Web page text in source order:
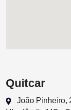
Quitcar
João Pinheiro,